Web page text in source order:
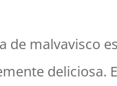
de malvavisco
deliciosa.